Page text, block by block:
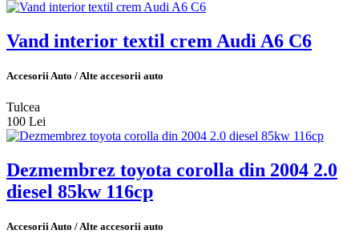
Vand interior textil crem Audi A6 C6
Accesorii Auto / Alte accesorii auto
Tulcea
100 Lei
Dezmembrez toyota corolla din 2004 2.0
diesel 85kw 116cp
Accesorii Auto / Alte accesorii auto